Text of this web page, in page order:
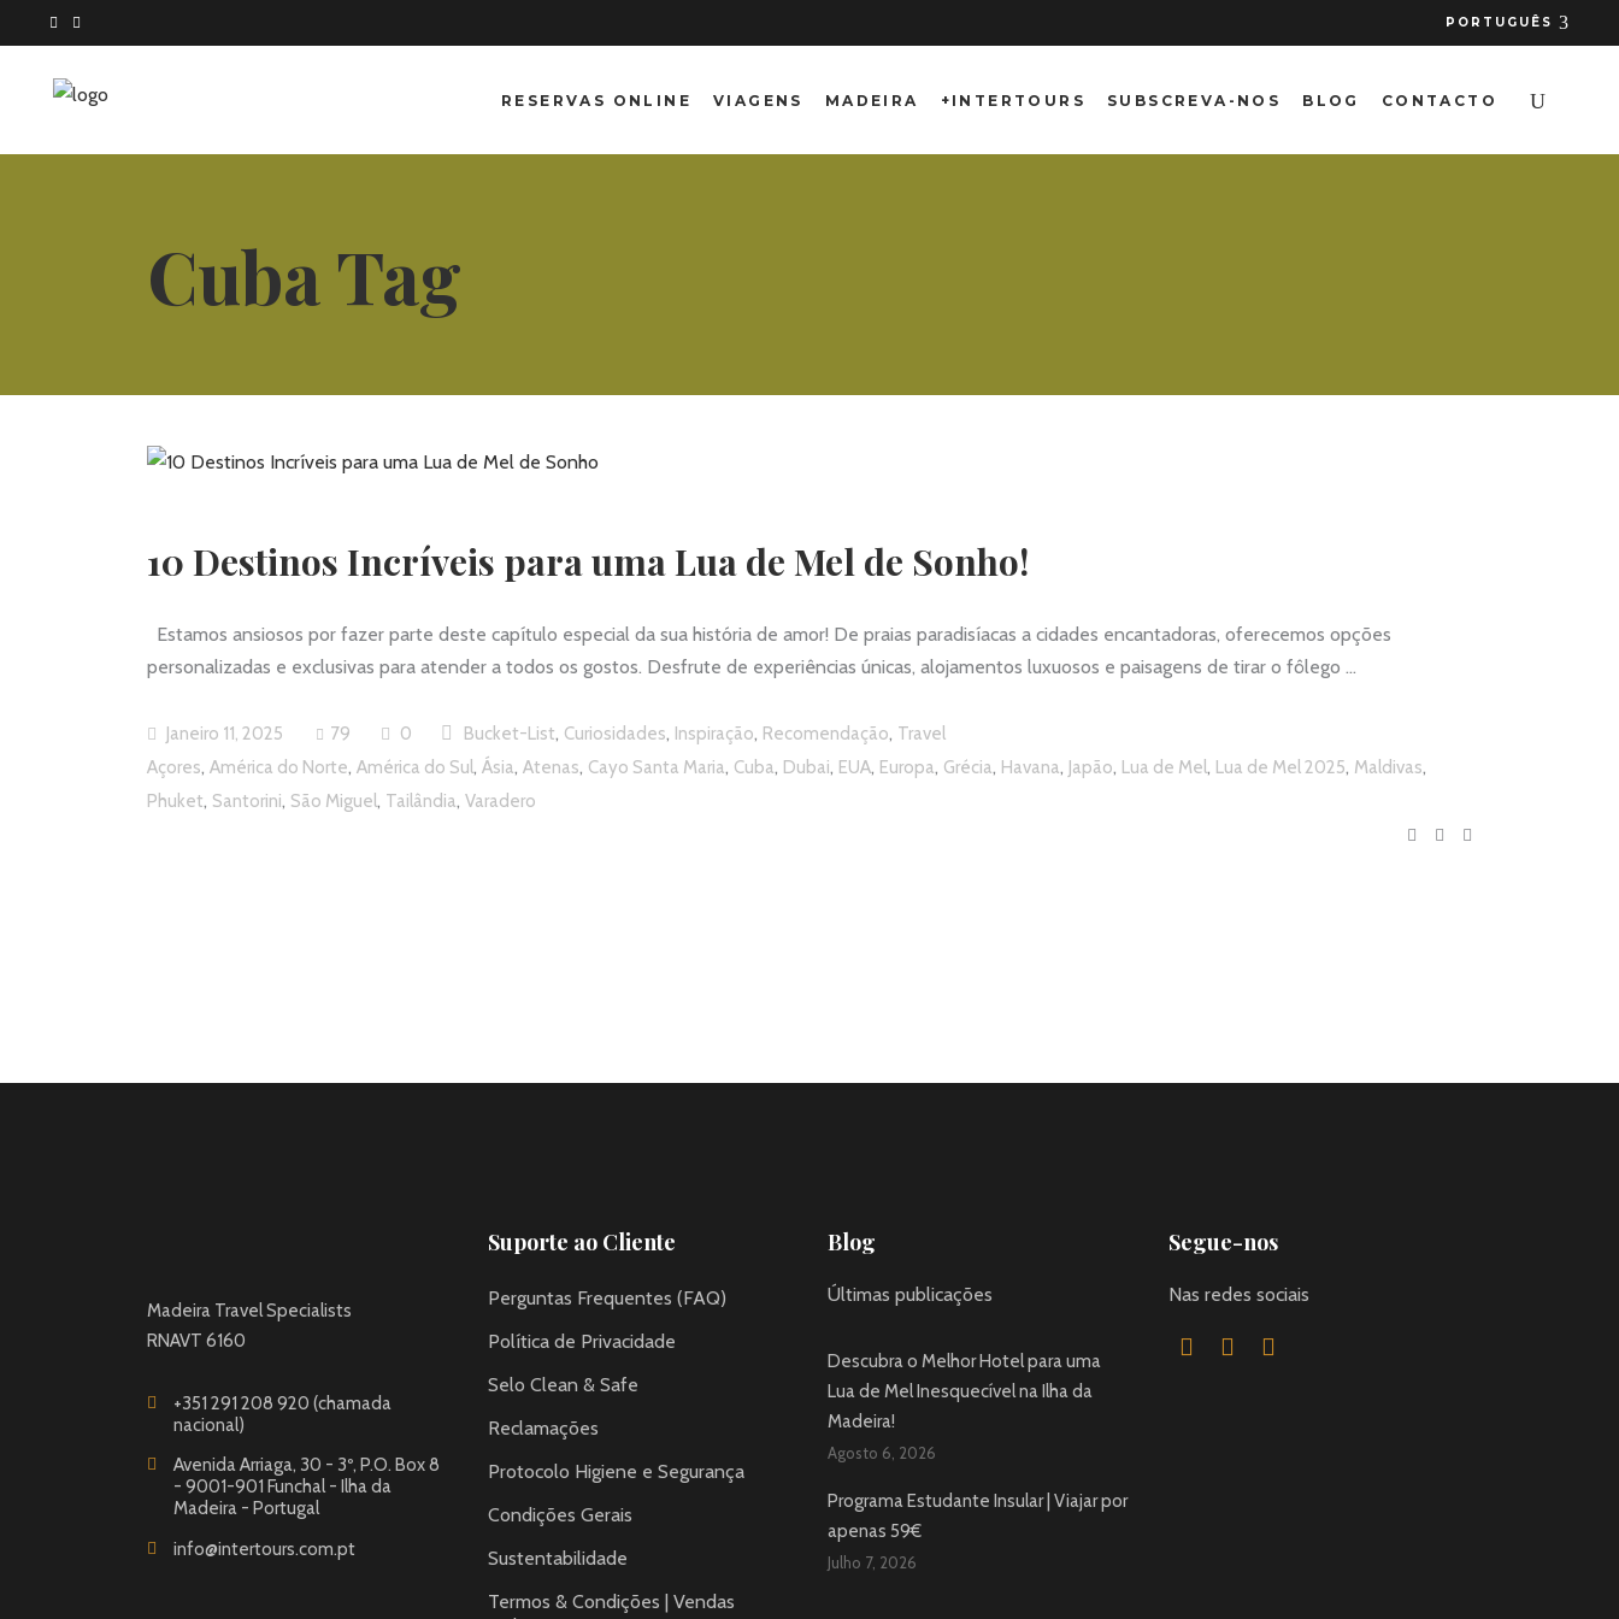
PORTUGUÊS
RESERVAS ONLINE VIAGENS MADEIRA +INTERTOURS SUBSCREVA-NOS BLOG CONTACTO
Cuba Tag
10 Destinos Incríveis para uma Lua de Mel de Sonho!
Estamos ansiosos por fazer parte deste capítulo especial da sua história de amor! De praias paradisíacas a cidades encantadoras, oferecemos opções
personalizadas e exclusivas para atender a todos os gostos. Desfrute de experiências únicas, alojamentos luxuosos e paisagens de tirar o fôlego
Janeiro 11, 2025 79 0 Bucket-List, Curiosidades, Inspiração, Recomendação, Travel
Açores, América do Norte, América do Sul , Ásia, Atenas, Cayo Santa Maria, Cuba, Dubai, EUA, Europa, Grécia, Havana, Japão, Lua de Mel , Lua de Mel 2025, Maldivas,
Phuket, Santorini, São Miguel , Tailândia, Varadero
Madeira Travel Specialists
RNAVT 6160
+351 291 208 920 (chamada
nacional)
Avenida Arriaga, 30 - 3º, P.O. Box 8
- 9001-901 Funchal - Ilha da
Madeira - Portugal
info@intertours.com.pt
Suporte ao Cliente
Perguntas Frequentes (FAQ)
Política de Privacidade
Selo Clean & Safe
Reclamações
Protocolo Higiene e Segurança
Condições Gerais
Sustentabilidade
Termos & Condições | Vendas
Blog
Últimas publicações
Descubra o Melhor Hotel para uma
Lua de Mel Inesquecível na Ilha da
Madeira!
Agosto 6, 2026
Programa Estudante Insular | Viajar por
apenas 59€
Julho 7, 2026
Segue-nos
Nas redes sociais